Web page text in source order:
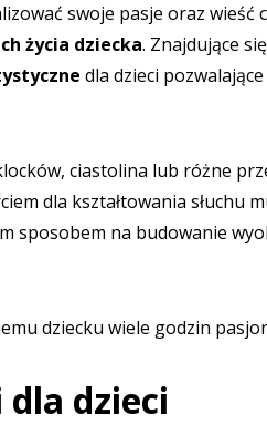
swoje pasje oraz wieść
życia dziecka. Znajdujące
dla dzieci
ciastolina lub różne
dla kształtowania słuchu
sposobem na budowanie
dziecku wiele godzin
dzieci